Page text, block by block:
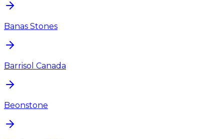
Banas Stones
Barrisol Canada
Beonstone